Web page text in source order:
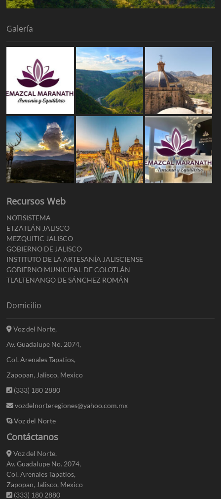
Galería
Recursos Web
NOTISISTEMA
ETZATLÁN JALISCO
MEZQUITIC JALISCO
GOBIERNO DE JALISCO
INSTITUTO DE LA ARTESANÍA JALISCIENSE
GOBIERNO MUNICIPAL DE COLOTLÁN
TLALTENANGO DE SÁNCHEZ ROMÁN
Domicilio
Voz del Norte,
Av. Guadalupe No. 2074,
Col. Arenales Tapatios,
Zapopan, Jalisco, Mexico
(333) 180 2880
vozdelnorteregiones@yahoo.com.mx
Voz del Norte
Contáctanos
Voz del Norte,
Av. Guadalupe No. 2074,
Col. Arenales Tapatios,
Zapopan, Jalisco, Mexico
(333) 180 2880